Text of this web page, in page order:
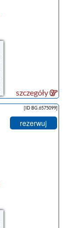
szczegóły
[ID BG.6575099]
rezerwuj